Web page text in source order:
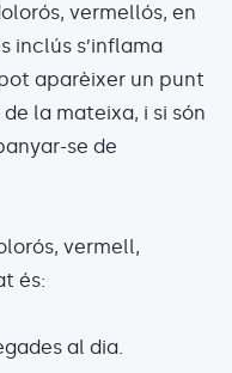
vermellós, en
inclús s’inflama
aparèixer un punt
la mateixa, i si són
se de
vermell,
és:
al dia.